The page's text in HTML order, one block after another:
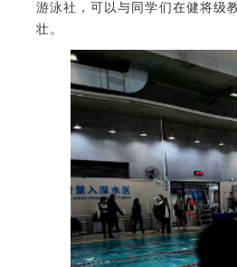
游泳社，可以与同学们在健将级
壮。